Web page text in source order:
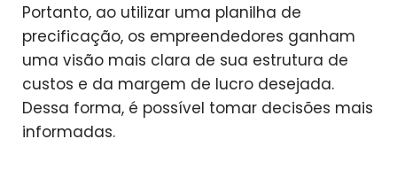
Portanto, ao utilizar uma planilha de
precificação, os empreendedores ganham
uma visão mais clara de sua estrutura de
custos e da margem de lucro desejada.
Dessa forma, é possível tomar decisões mais
informadas.